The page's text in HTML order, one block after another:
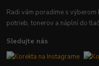
Radi vám poradíme s
potrieb, tonerov a náplní do
Sledujte nás